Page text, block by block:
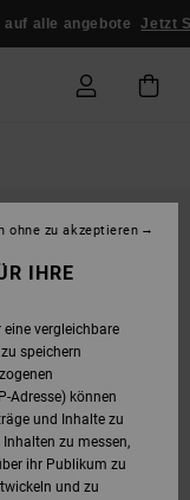
alle angebote Jetzt
IHRE
vergleichbare
speichern
Adresse) können
und Inhalte zu
zu messen,
ihr Publikum zu
und zu
ohne zu akzeptieren